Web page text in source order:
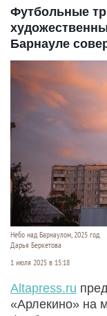
Футбольные
Барнауле
Небо над Барнаулом, 2025 год.
Дарья Беркетова
1 июля 2025 в 15:18
Altapress.ru
«Арлекино» на